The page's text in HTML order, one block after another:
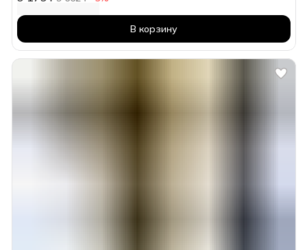
В корзину